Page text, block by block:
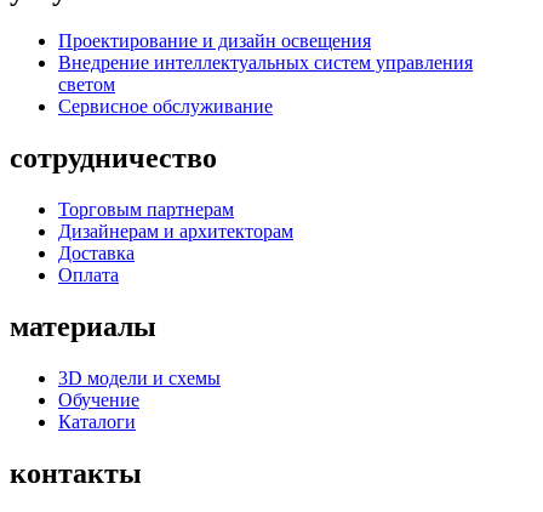
Проектирование и дизайн освещения
Внедрение интеллектуальных систем управления
светом
Сервисное обслуживание
сотрудничество
Торговым партнерам
Дизайнерам и архитекторам
Доставка
Оплата
материалы
3D модели и схемы
Обучение
Каталоги
контакты